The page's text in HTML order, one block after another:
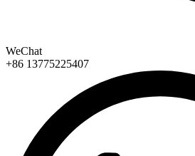
WeChat
+86 13775225407